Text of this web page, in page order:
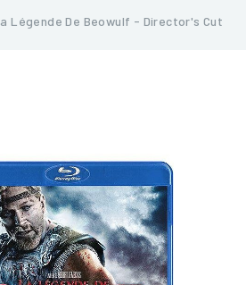
Légende De Beowulf - Director's Cut